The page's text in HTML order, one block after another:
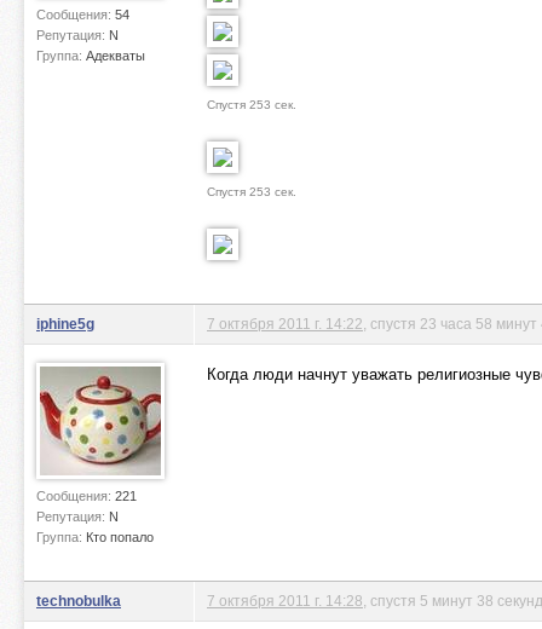
Сообщения: 54
Репутация: N
Группа: Адекваты
Спустя 253 сек.
Спустя 253 сек.
iphine5g
Сообщения: 221
Репутация: N
Группа: Кто попало
7 октября 2011 г. 14:22 , спустя 23 часа 58
Когда люди начнут уважать религиозные
technobulka 7 октября 2011 г. 14:28 , спустя 5 минут 38 секунд